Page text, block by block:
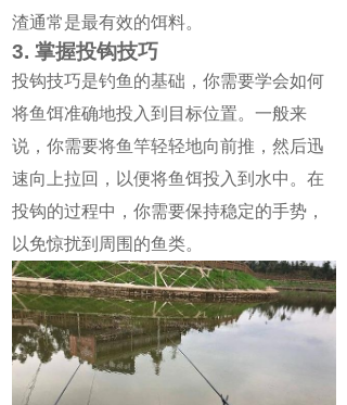
渣通常是最有效的饵料。
3. 掌握投钩技巧
投钩技巧是钓鱼的基础，你需要学会如何
将鱼饵准确地投入到目标位置。一般来
说，你需要将鱼竿轻轻地向前推，然后迅
速向上拉回，以便将鱼饵投入到水中。在
投钩的过程中，你需要保持稳定的手势，
以免惊扰到周围的鱼类。